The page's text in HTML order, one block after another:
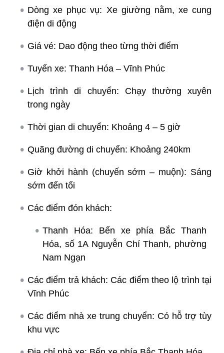
Dòng xe phục vụ: Xe giường nằm, xe cung
điện di động
Giá vé: Dao động theo từng thời điểm
Tuyến xe: Thanh Hóa – Vĩnh Phúc
Lịch trình di chuyển: Chạy thường xuyên
trong ngày
Thời gian di chuyển: Khoảng 4 – 5 giờ
Quãng đường di chuyển: Khoảng 240km
Giờ khởi hành (chuyến sớm – muộn): Sáng
sớm đến tối
Các điểm đón khách:
Thanh Hóa: Bến xe phía Bắc Thanh
Hóa, số 1A Nguyễn Chí Thanh, phường
Nam Ngạn
Các điểm trả khách: Các điểm theo lộ trình tại
Vĩnh Phúc
Các điểm nhà xe trung chuyển: Có hỗ trợ tùy
khu vực